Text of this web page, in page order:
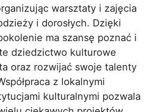
warsztaty i zajęcia
i dorosłych. Dzięki
ma szansę poznać i
dziedzictwo kulturowe
oraz rozwijać swoje talenty
z lokalnymi
kulturalnymi pozwala